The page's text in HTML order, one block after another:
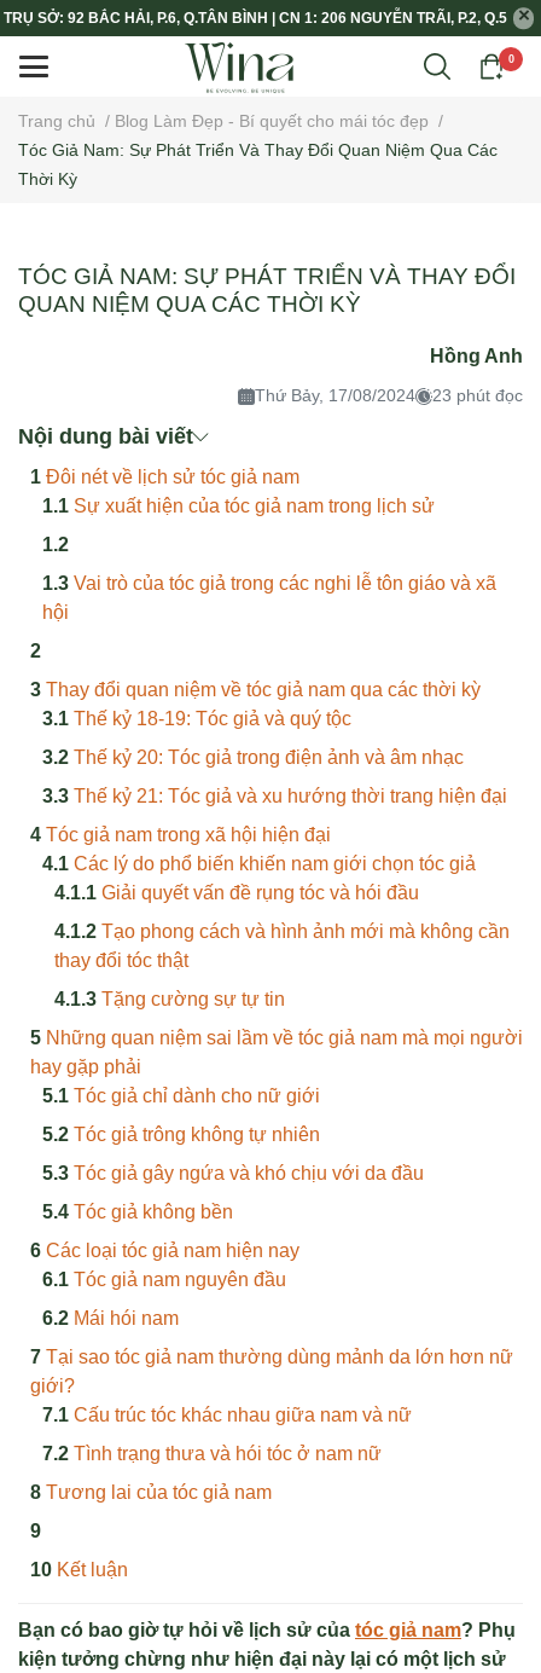
TRỤ SỞ: 92 BẮC HẢI, P.6, Q.TÂN BÌNH | CN 1: 206 NGUYỄN TRÃI, P.2, Q.5
0
Trang chủ / Blog Làm Đẹp - Bí quyết cho mái tóc đẹp /
Tóc Giả Nam: Sự Phát Triển Và Thay Đổi Quan Niệm Qua Các
Thời Kỳ
TÓC GIẢ NAM: SỰ PHÁT TRIỂN VÀ THAY ĐỔI
QUAN NIỆM QUA CÁC THỜI KỲ
Hồng Anh
Thứ Bảy, 17/08/2024 23 phút đọc
Nội dung bài viết
Đôi nét về lịch sử tóc giả nam
Sự xuất hiện của tóc giả nam trong lịch sử
Vai trò của tóc giả trong các nghi lễ tôn giáo và xã
hội
Thay đổi quan niệm về tóc giả nam qua các thời kỳ
Thế kỷ 18-19: Tóc giả và quý tộc
Thế kỷ 20: Tóc giả trong điện ảnh và âm nhạc
Thế kỷ 21: Tóc giả và xu hướng thời trang hiện đại
Tóc giả nam trong xã hội hiện đại
Các lý do phổ biến khiến nam giới chọn tóc giả
Giải quyết vấn đề rụng tóc và hói đầu
Tạo phong cách và hình ảnh mới mà không cần
thay đổi tóc thật
Tặng cường sự tự tin
Những quan niệm sai lầm về tóc giả nam mà mọi người
hay gặp phải
Tóc giả chỉ dành cho nữ giới
Tóc giả trông không tự nhiên
Tóc giả gây ngứa và khó chịu với da đầu
Tóc giả không bền
Các loại tóc giả nam hiện nay
Tóc giả nam nguyên đầu
Mái hói nam
Tại sao tóc giả nam thường dùng mảnh da lớn hơn nữ
giới?
Cấu trúc tóc khác nhau giữa nam và nữ
Tình trạng thưa và hói tóc ở nam nữ
Tương lai của tóc giả nam
Kết luận
Bạn có bao giờ tự hỏi về lịch sử của tóc giả nam? Phụ
kiện tưởng chừng như hiện đại này lại có một lịch sử